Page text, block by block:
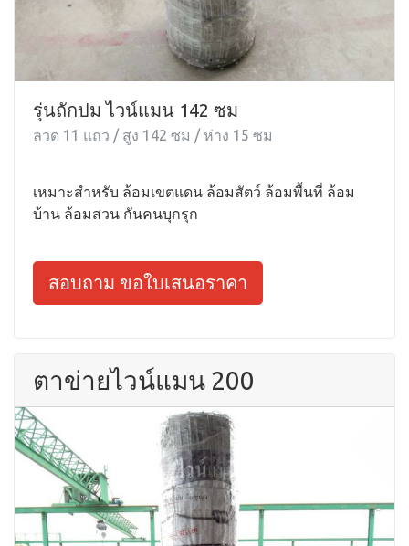
รุ่นถักปม ไวน์แมน 142 ซม
ลวด 11 แถว / สูง 142 ซม / ห่าง 15 ซม
เหมาะสำหรับ ล้อมเขตแดน ล้อมสัตว์ ล้อมพื้นที่ ล้อม
บ้าน ล้อมสวน กันคนบุกรุก
สอบถาม ขอใบเสนอราคา
ตาข่ายไวน์แมน 200